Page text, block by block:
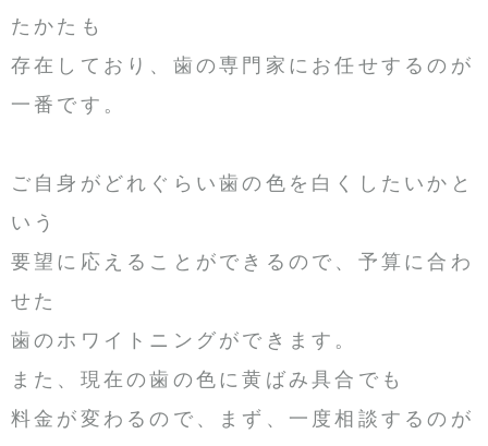
たかたも
存在しており、歯の専門家にお任せするのが
一番です。
ご自身がどれぐらい歯の色を白くしたいかと
いう
要望に応えることができるので、予算に合わ
せた
歯のホワイトニングができます。
また、現在の歯の色に黄ばみ具合でも
料金が変わるので、まず、一度相談するのが